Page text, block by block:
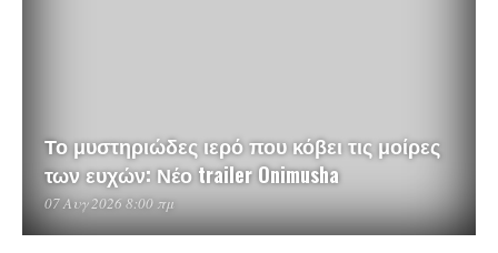
Το μυστηριώδες ιερό που κόβει τις μοίρες
των ευχών: Νέο trailer Onimusha
07 Αυγ 2026 8:00 πμ